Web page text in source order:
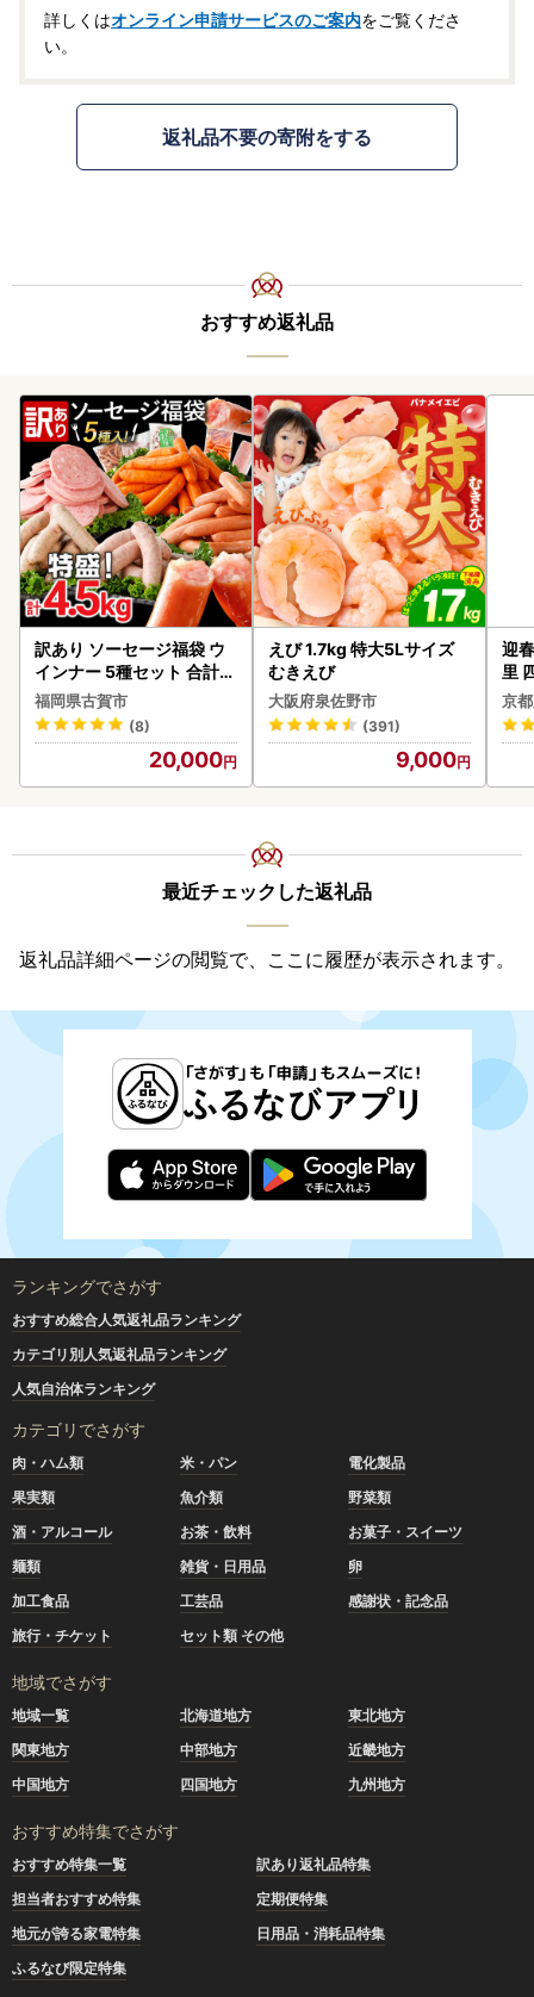
詳しくはオンライン申請サービスのご案内をご覧くださ
い。
返礼品不要の寄附をする
おすすめ返礼品
訳あり ソーセージ福袋 ウ
インナー 5種セット 合計4.
5kg ソーセージ
福岡県古賀市
(8)
20,000
えび 1.7kg 特大5Lサイズ
むきえび
大阪府泉佐野市
(391)
9,000
迎
里
京
最近チェックした返礼品
返礼品詳細ページの閲覧で、ここに履歴が表示されます。
ランキングでさがす
おすすめ総合人気返礼品ランキング
カテゴリ別人気返礼品ランキング
人気自治体ランキング
カテゴリでさがす
肉・ハム類 米・パン
電化製品
果実類
魚介類
野菜類
酒・アルコール
お茶・飲料
お菓子・スイーツ
麺類
雑貨・日用品
卵
加工食品
工芸品
感謝状・記念品
旅行・チケット
セット類 その他
地域でさがす
地域一覧 北海道地方
東北地方
関東地方
中部地方
近畿地方
中国地方
四国地方 九州地方
おすすめ特集でさがす
おすすめ特集一覧
訳あり返礼品特集
担当者おすすめ特集
定期便特集
地元が誇る家電特集
日用品・消耗品特集
ふるなび限定特集